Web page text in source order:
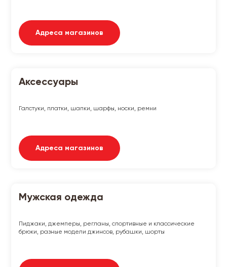
Адреса магазинов
Аксессуары
Галстуки, платки, шапки, шарфы, носки, ремни
Адреса магазинов
Мужская одежда
Пиджаки, джемперы, регланы, спортивные и классические
брюки, разные модели джинсов, рубашки, шорты